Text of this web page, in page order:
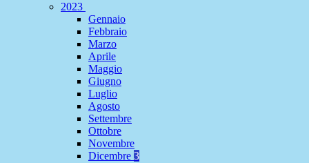
2023
Gennaio
Febbraio
Marzo
Aprile
Maggio
Giugno
Luglio
Agosto
Settembre
Ottobre
Novembre
Dicembre 3